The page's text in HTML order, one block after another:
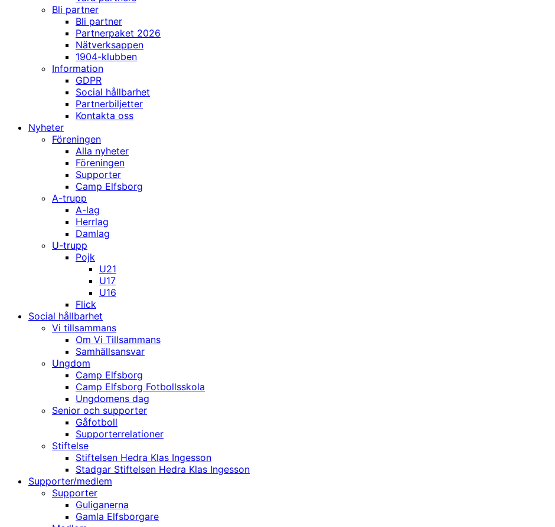
Bli partner
Bli partner
Partnerpaket 2026
Nätverksappen
1904-klubben
Information
GDPR
Social hållbarhet
Partnerbiljetter
Kontakta oss
Nyheter
Föreningen
Alla nyheter
Föreningen
Supporter
Camp Elfsborg
A-trupp
A-lag
Herrlag
Damlag
U-trupp
Pojk
U21
U17
U16
Flick
Social hållbarhet
Vi tillsammans
Om Vi Tillsammans
Samhällsansvar
Ungdom
Camp Elfsborg
Camp Elfsborg Fotbollsskola
Ungdomens dag
Senior och supporter
Gåfotboll
Supporterrelationer
Stiftelse
Stiftelsen Hedra Klas Ingesson
Stadgar Stiftelsen Hedra Klas Ingesson
Supporter/medlem
Supporter
Guliganerna
Gamla Elfsborgare